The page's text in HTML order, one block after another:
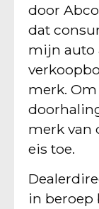
door
dat
mijn auto
merk.
merk van
eis toe.
in beroep